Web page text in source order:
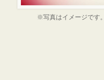
※写真はイメージです。